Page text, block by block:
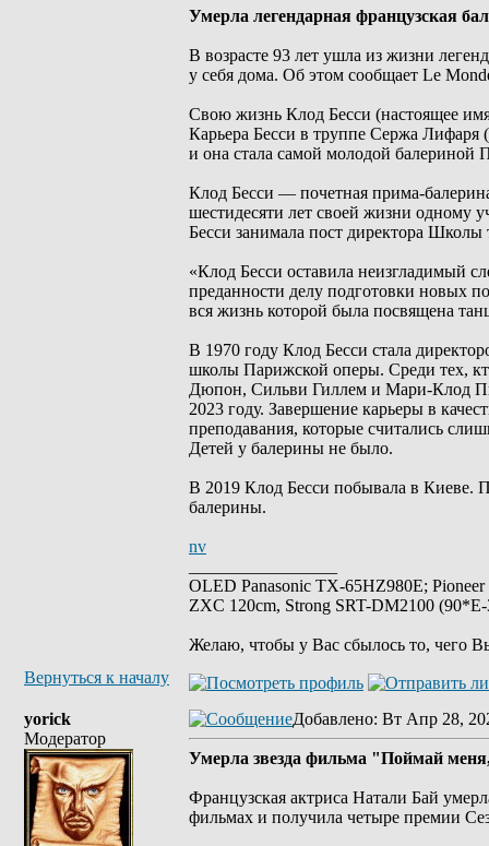
Умерла легендарная французская
В возрасте 93 лет ушла из жизни
у себя дома. Об этом сообщает Le
Свою жизнь Клод Бесси (настоящее
Карьера Бесси в труппе Сержа Лифаря
и она стала самой молодой
Клод Бесси — почетная прима-
шестидесяти лет своей жизни одному
Бесси занимала пост директора
«Клод Бесси оставила неизгладимый
преданности делу подготовки новых
вся жизнь которой была посвящена
В 1970 году Клод Бесси стала
школы Парижской оперы. Среди тех,
Дюпон, Сильви Гиллем и Мари-Клод
2023 году. Завершение карьеры в
преподавания, которые считались
Детей у балерины не было.
В 2019 Клод Бесси побывала в Киеве.
балерины.
nv
OLED Panasonic TX-65HZ980E;
ZXC 120cm, Strong SRT-DM2100
Желаю, чтобы у Вас сбылось то, чего
Вернуться к началу
yorick
Модератор
Добавлено: Вт Апр 28,
Умерла звезда фильма "Поймай
Французская актриса Натали Бай
фильмах и получила четыре премии